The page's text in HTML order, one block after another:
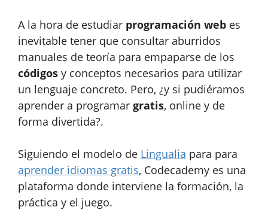
A la hora de estudiar programación web es
inevitable tener que consultar aburridos
manuales de teoría para empaparse de los
códigos y conceptos necesarios para utilizar
un lenguaje concreto. Pero, ¿y si pudiéramos
aprender a programar gratis, online y de
forma divertida?.
Siguiendo el modelo de Lingualia para para
aprender idiomas gratis, Codecademy es una
plataforma donde interviene la formación, la
práctica y el juego.